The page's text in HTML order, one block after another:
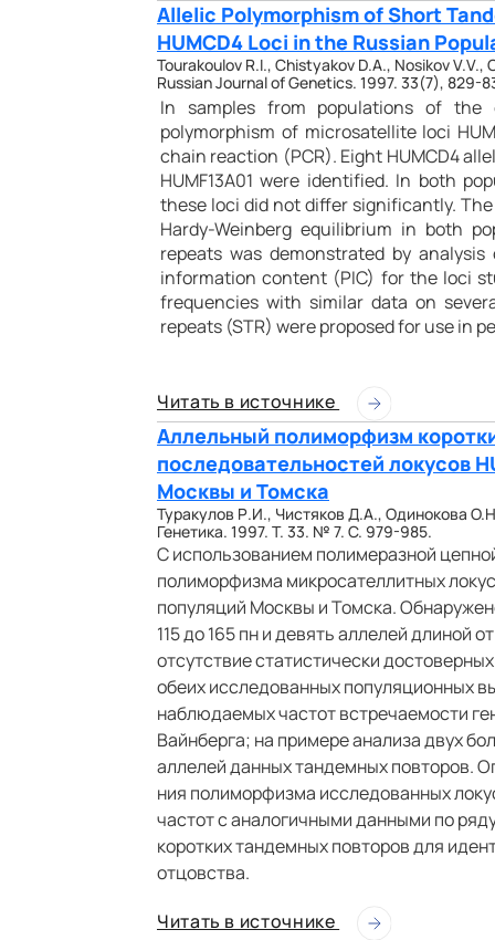
Allelic Polymorphism of Short
HUMCD4 Loci in the Russian
Tourakoulov R.I., Chistyakov D.A., Nosikov V.V.,
Russian Journal of Genetics. 1997. 33(7), 829-
In samples from populations of the
polymorphism of microsatellite loci
chain reaction (PCR). Eight HUMCD4
HUMF13A01 were identified. In both
these loci did not differ significantly.
Hardy-Weinberg equilibrium in both
repeats was demonstrated by
information content (PIC) for the loci
frequencies with similar data on
repeats (STR) were proposed for use in
Читать в источнике
Аллельный полиморфизм
последовательностей локусов
Москвы и Томска
Туракулов Р.И., Чистяков Д.А., Одинокова
Генетика. 1997. Т. 33. № 7. С. 979-985.
С использованием полимеразной
полиморфизма микросателлитных
популяций Москвы и Томска.
115 до 165 пн и девять аллелей длиной
отсутствие статистически
обеих исследованных популяционных
наблюдаемых частот встречаемости
Вайнберга; на примере анализа двух
аллелей данных тандемных повторов.
ния полиморфизма исследованных
частот с аналогичными данными по
коротких тандемных повторов для
отцовства.
Читать в источнике